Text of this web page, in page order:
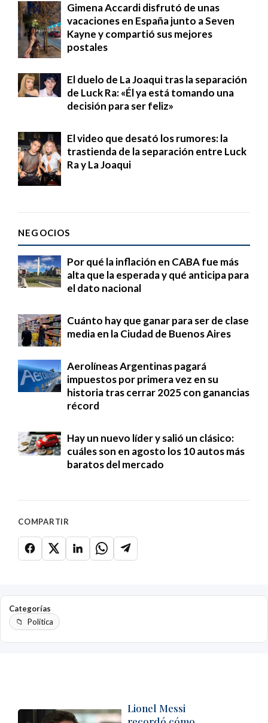
Gimena Accardi disfrutó de unas
vacaciones en España junto a Seven
Kayne y compartió sus mejores
postales
El duelo de La Joaqui tras la separación
de Luck Ra: «Él ya está tomando una
decisión para ser feliz»
El video que desató los rumores: la
trastienda de la separación entre Luck
Ra y La Joaqui
NEGOCIOS
Por qué la inflación en CABA fue más
alta que la esperada y qué anticipa para
el dato nacional
Cuánto hay que ganar para ser de clase
media en la Ciudad de Buenos Aires
Aerolíneas Argentinas pagará
impuestos por primera vez en su
historia tras cerrar 2025 con ganancias
récord
Hay un nuevo líder y salió un clásico:
cuáles son en agosto los 10 autos más
baratos del mercado
COMPARTIR
Categorías
Política
Lionel Messi